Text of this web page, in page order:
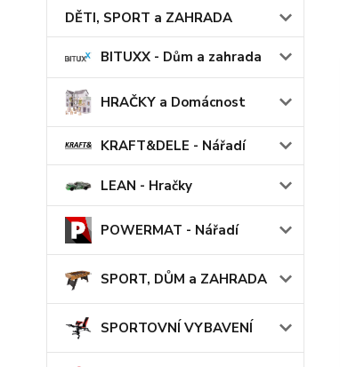
DĚTI, SPORT a ZAHRADA
BITUXX - Dům a zahrada
HRAČKY a Domácnost
KRAFT&DELE - Nářadí
LEAN - Hračky
POWERMAT - Nářadí
SPORT, DŮM a ZAHRADA
SPORTOVNÍ VYBAVENÍ